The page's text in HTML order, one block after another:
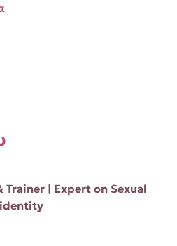
Trainer | Expert on Sexual